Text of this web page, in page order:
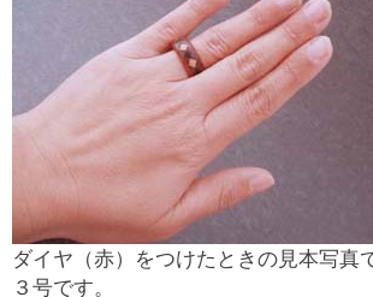
ダイヤ（赤）をつけたときの見本写真
３号です。